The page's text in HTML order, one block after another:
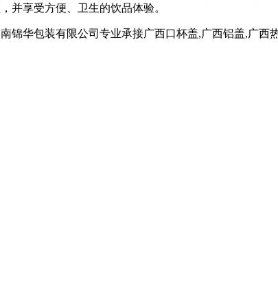
并享受方便、卫生的饮品体验。
华包装有限公司专业承接广西口杯盖,广西铝盖,广西